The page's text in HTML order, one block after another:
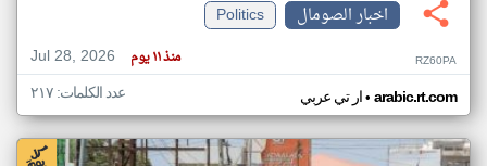
اخبار الصومال
Politics
Jul 28, 2026
منذ ١١ يوم RZ60PA
ار تي عربي• arabic.rt.com عدد الكلمات: ٢١٧